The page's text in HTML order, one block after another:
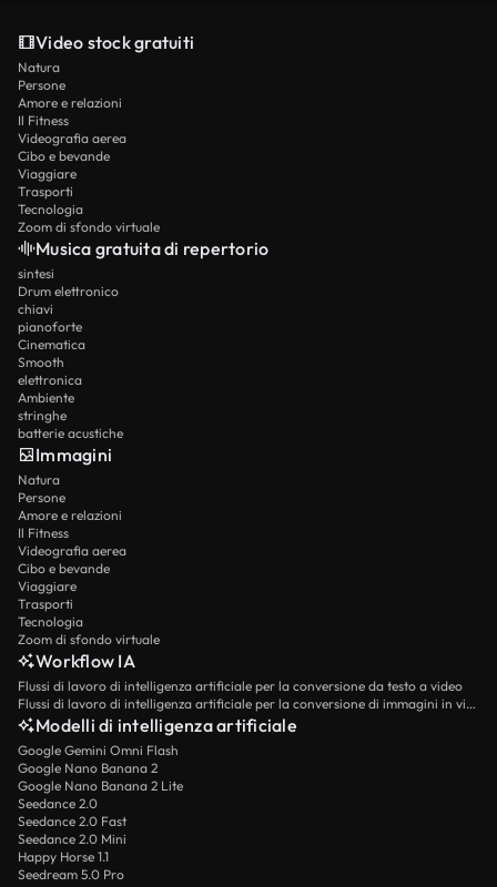
Video stock gratuiti
Natura
Persone
Amore e relazioni
Il Fitness
Videografia aerea
Cibo e bevande
Viaggiare
Trasporti
Tecnologia
Zoom di sfondo virtuale
Musica gratuita di repertorio
sintesi
Drum elettronico
chiavi
pianoforte
Cinematica
Smooth
elettronica
Ambiente
stringhe
batterie acustiche
Immagini
Natura
Persone
Amore e relazioni
Il Fitness
Videografia aerea
Cibo e bevande
Viaggiare
Trasporti
Tecnologia
Zoom di sfondo virtuale
Workflow IA
Flussi di lavoro di intelligenza artificiale per la conversione da testo a video
Flussi di lavoro di intelligenza artificiale per la conversione di immagini in video
Modelli di intelligenza artificiale
Google Gemini Omni Flash
Google Nano Banana 2
Google Nano Banana 2 Lite
Seedance 2.0
Seedance 2.0 Fast
Seedance 2.0 Mini
Happy Horse 1.1
Seedream 5.0 Pro